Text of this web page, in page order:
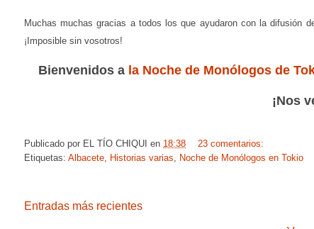
Muchas muchas gracias a todos los que ayudaron con la difusión
¡Imposible sin vosotros!
Bienvenidos a la Noche de Monólogos de
¡Nos
Publicado por EL TÍO CHIQUI en 18:38
23 comentarios:
Etiquetas: Albacete Historias varias Noche de Monólogos en Tokio
Entradas más recientes